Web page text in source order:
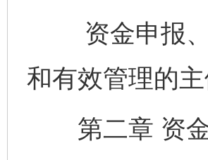
资金申报、
和有效管理的主
第二章 资金